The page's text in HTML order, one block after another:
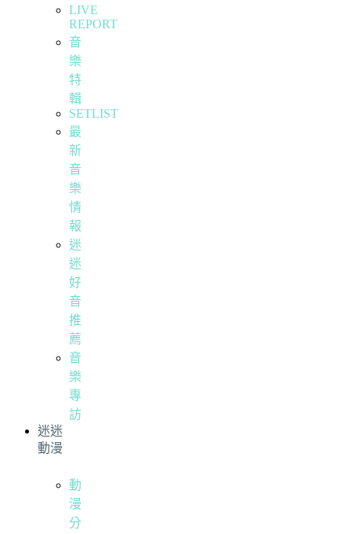
LIVE
REPORT
音
樂
特
輯
SETLIST
最
新
音
樂
情
報
迷
迷
好
音
推
薦
音
樂
專
訪
迷迷
動漫
動
漫
分